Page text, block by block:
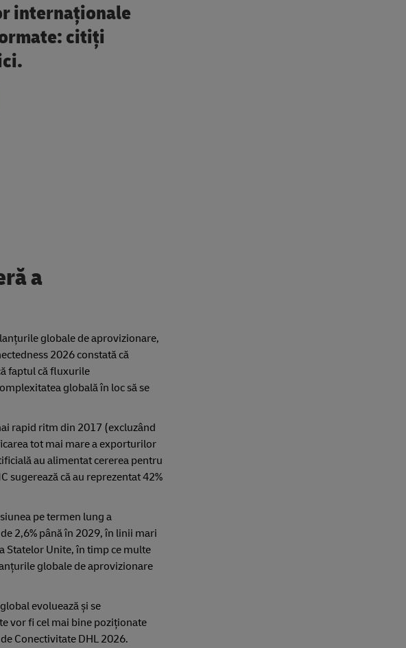
internaționale
citiți
a
globale de aprovizionare,
2026 constată că
faptul că fluxurile
globală în loc să se
rapid ritm din 2017 (excluzând
tot mai mare a exporturilor
au alimentat cererea pentru
sugerează că au reprezentat 42%
pe termen lung a
2,6% până în 2029, în linii mari
Statelor Unite, în timp ce multe
globale de aprovizionare
evoluează și se
vor fi cel mai bine poziționate
Conectivitate DHL 2026.